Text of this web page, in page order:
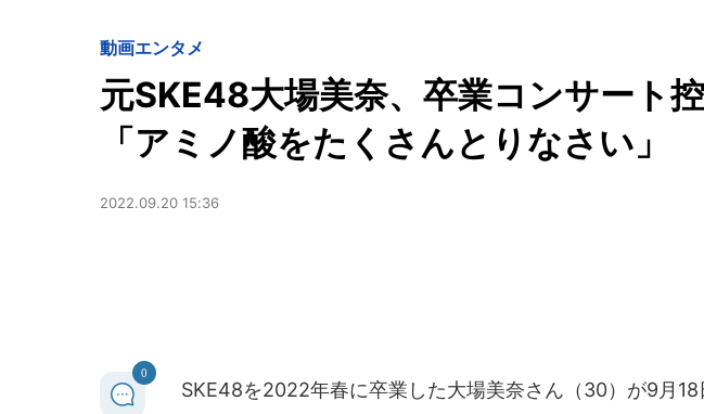
動画エンタメ
元SKE48大場美奈、卒業コンサート
「アミノ酸をたくさんとりなさい」
2022.09.20 15:36
0
SKE48を2022年春に卒業した大場美奈さん（30）が9月18